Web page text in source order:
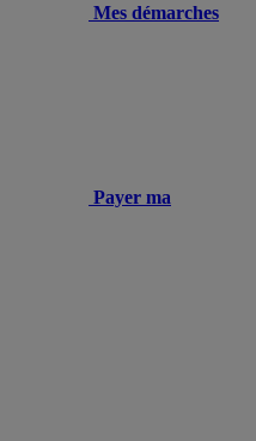
Mes démarches
Payer ma